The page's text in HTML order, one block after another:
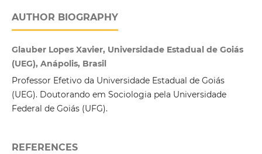
AUTHOR BIOGRAPHY
Glauber Lopes Xavier, Universidade Estadual de Goiás
(UEG), Anápolis, Brasil
Professor Efetivo da Universidade Estadual de Goiás
(UEG). Doutorando em Sociologia pela Universidade
Federal de Goiás (UFG).
REFERENCES